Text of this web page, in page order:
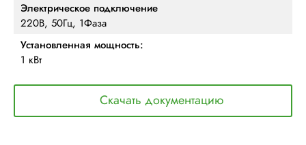
Электрическое подключение
220В, 50Гц, 1Фаза
Установленная мощность:
1 кВт
Скачать документацию